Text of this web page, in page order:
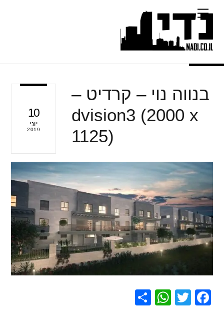
content
Menu
10
יוני
2019
בנווה נוי – קרדיט –
dvision3 (2000 x
1125)
F
T
W